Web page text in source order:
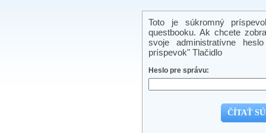
Toto je súkromný
questbooku. Ak chcete
svoje administratívne
príspevok" Tlačidlo
Heslo pre správu: